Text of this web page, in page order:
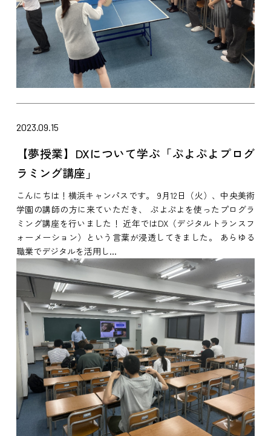
2023.09.15
【夢授業】DXについて学ぶ「ぷよぷよプログ
ラミング講座」
こんにちは！横浜キャンパスです。 9月12日（火）、中央美術
学園の講師の方に来ていただき、 ぷよぷよを使ったプログラ
ミング講座を行いました！ 近年ではDX（デジタルトランスフ
ォーメーション）という言葉が浸透してきました。 あらゆる
職業でデジタルを活用し...